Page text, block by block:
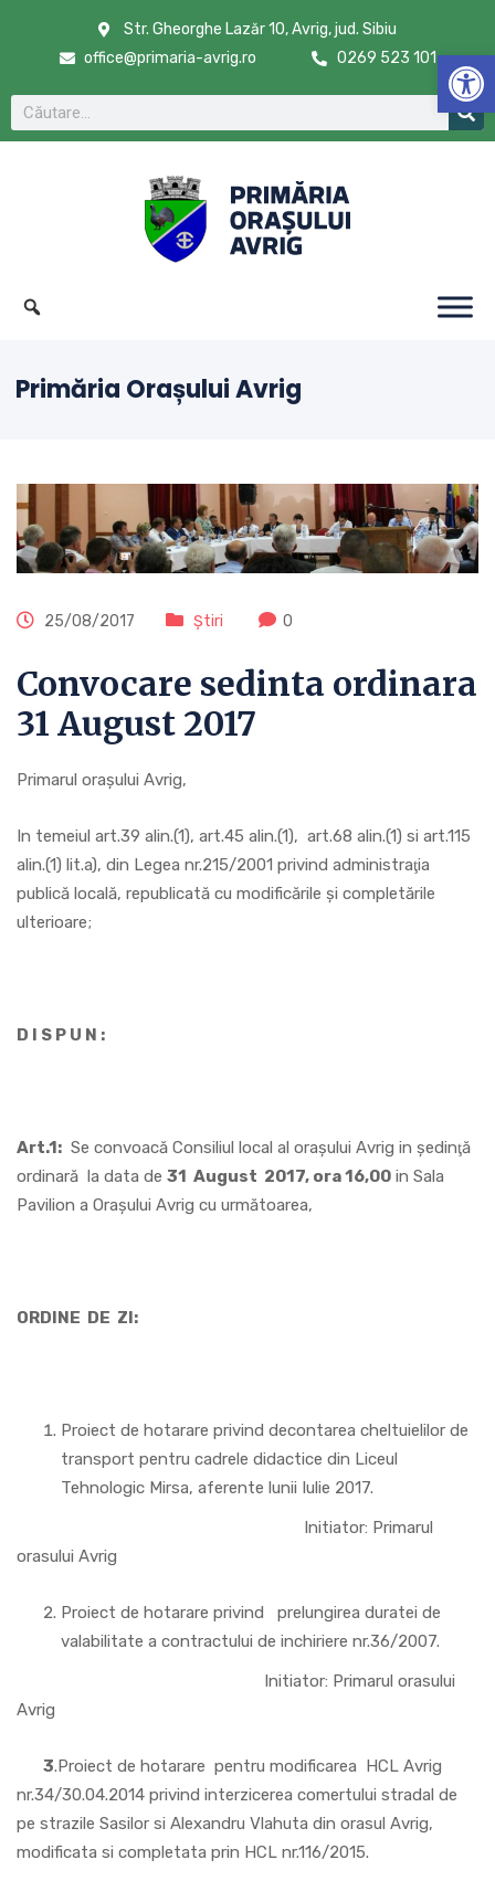
Str. Gheorghe Lazăr 10, Avrig, jud. Sibiu
office@primaria-avrig.ro
0269 523 101
Primăria Orașului Avrig
25/08/2017 Știri 0
Convocare sedinta ordinara
31 August 2017
Primarul oraşului Avrig,
In temeiul art.39 alin.(1), art.45 alin.(1), art.68 alin.(1) si art.115
alin.(1) lit.a), din Legea nr.215/2001 privind administraţia
publică locală, republicată cu modificările şi completările
ulterioare;
D I S P U N :
Art.1: Se convoacă Consiliul local al oraşului Avrig in şedinţă
ordinară la data de 31 August 2017, ora 16,00 in Sala
Pavilion a Oraşului Avrig cu următoarea,
ORDINE DE ZI:
Proiect de hotarare privind decontarea cheltuielilor de
transport pentru cadrele didactice din Liceul
Tehnologic Mirsa, aferente lunii Iulie 2017.
Initiator: Primarul
orasului Avrig
Proiect de hotarare privind prelungirea duratei de
valabilitate a contractului de inchiriere nr.36/2007.
Initiator: Primarul orasului
Avrig
3.Proiect de hotarare pentru modificarea HCL Avrig
nr.34/30.04.2014 privind interzicerea comertului stradal de
pe strazile Sasilor si Alexandru Vlahuta din orasul Avrig,
modificata si completata prin HCL nr.116/2015.